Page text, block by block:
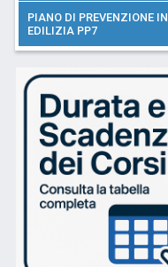
PIANO DI PREVENZIONE IN
EDILIZIA PP7